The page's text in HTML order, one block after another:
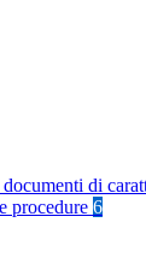
di
procedure 6